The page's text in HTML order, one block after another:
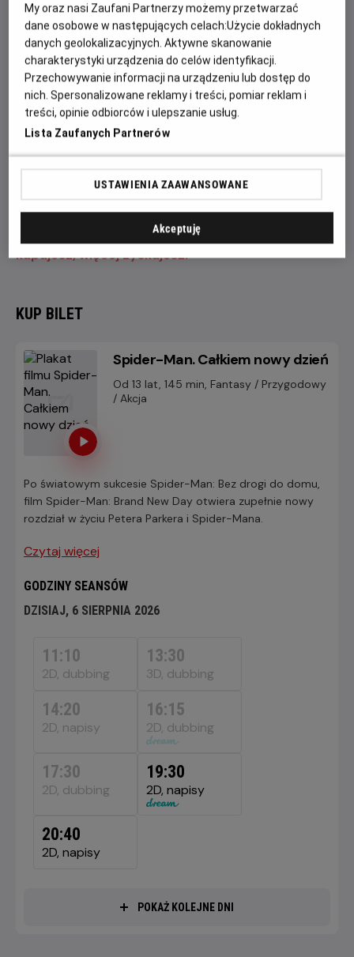
schemat zbrodni prowadzi do pojawienia się jednego z
najpotężniejszych przeciwników, z jakimi kiedykolwiek
się zmierzył.
W tytułowej roli powróci Tom Holland, któremu będzie
towarzyszyła Zendaya jako MJ, jak również Jon
Bernthal, Sadie Sink oraz Mark Ruffalo, zapowiadając
kolejne emocjonujące spotkanie z bohaterami znanymi
Zapraszamy na seanse w naszym kinie. Kup bilet
już dziś, wybierz najlepsze miejsce w sali i
zaoszczędź najwięcej.Pamiętaj: wcześniej
kupujesz, więcej zyskujesz.
KUP BILET
Spider-Man. Całkiem nowy dzień
Od 13 lat, 145 min, Fantasy / Przygodowy
/ Akcja
Po światowym sukcesie Spider-Man: Bez drogi do domu,
film Spider-Man: Brand New Day otwiera zupełnie nowy
rozdział w życiu Petera Parkera i Spider-Mana.
Czytaj więcej
GODZINY SEANSÓW
DZISIAJ, 6 SIERPNIA 2026
SIERPNIA
2026
11:10
2D, dubbing
13:30
3D, dubbing
14:20
2D, napisy
16:15
2D, dubbing
17:30
2D, dubbing
19:30
2D, napisy
20:40
2D, napisy
POKAŻ KOLEJNE DNI
My oraz nasi Zaufani Partnerzy możemy przetwarzać
dane osobowe w następujących celach:Użycie dokładnych
danych geolokalizacyjnych. Aktywne skanowanie
charakterystyki urządzenia do celów identyfikacji.
Przechowywanie informacji na urządzeniu lub dostęp do
nich. Spersonalizowane reklamy i treści, pomiar reklam i
treści, opinie odbiorców i ulepszanie usług.
Lista Zaufanych Partnerów
USTAWIENIA ZAAWANSOWANE
Akceptuję